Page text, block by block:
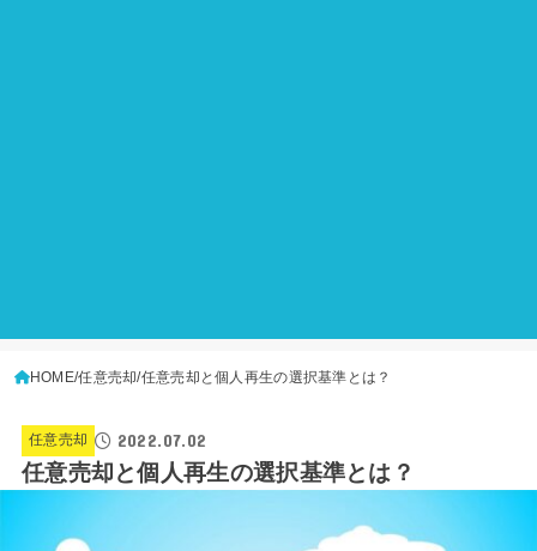
HOME 任意売却 任意売却と個人再生の選択基準とは？
任意売却 2022.07.02
任意売却と個人再生の選択基準とは？